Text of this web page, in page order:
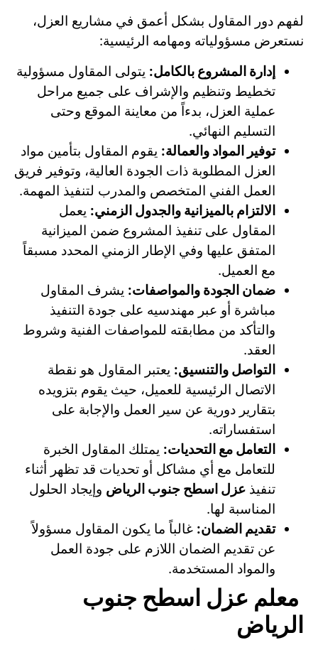
لفهم دور المقاول بشكل أعمق في مشاريع العزل،
نستعرض مسؤولياته ومهامه الرئيسية:
إدارة المشروع بالكامل: يتولى المقاول مسؤولية
تخطيط وتنظيم والإشراف على جميع مراحل
عملية العزل، بدءاً من معاينة الموقع وحتى
التسليم النهائي.
توفير المواد والعمالة: يقوم المقاول بتأمين مواد
العزل المطلوبة ذات الجودة العالية، وتوفير فريق
العمل الفني المتخصص والمدرب لتنفيذ المهمة.
الالتزام بالميزانية والجدول الزمني: يعمل
المقاول على تنفيذ المشروع ضمن الميزانية
المتفق عليها وفي الإطار الزمني المحدد مسبقاً
مع العميل.
ضمان الجودة والمواصفات: يشرف المقاول
مباشرة أو عبر مهندسيه على جودة التنفيذ
والتأكد من مطابقته للمواصفات الفنية وشروط
العقد.
التواصل والتنسيق: يعتبر المقاول هو نقطة
الاتصال الرئيسية للعميل، حيث يقوم بتزويده
بتقارير دورية عن سير العمل والإجابة على
استفساراته.
التعامل مع التحديات: يمتلك المقاول الخبرة
للتعامل مع أي مشاكل أو تحديات قد تظهر أثناء
تنفيذ عزل اسطح جنوب الرياض وإيجاد الحلول
المناسبة لها.
تقديم الضمان: غالباً ما يكون المقاول مسؤولاً
عن تقديم الضمان اللازم على جودة العمل
والمواد المستخدمة.
معلم عزل اسطح جنوب
الرياض